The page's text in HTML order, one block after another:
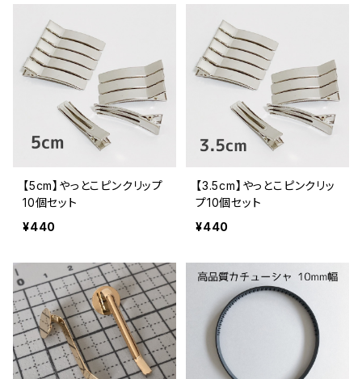
【5cm】やっとこピンクリップ
10個セット
¥440
【3.5cm】やっとこピンクリッ
プ10個セット
¥440